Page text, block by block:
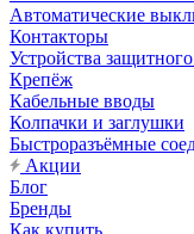
Автоматические
Контакторы
Устройства
Крепёж
Кабельные вводы
Колпачки и заглушки
Быстроразъёмные
Акции
Блог
Бренды
Как купить